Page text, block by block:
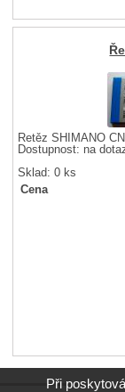
Řetěz SHIMANO
Dostupnost: na
Sklad: 0 ks
Cena
Při